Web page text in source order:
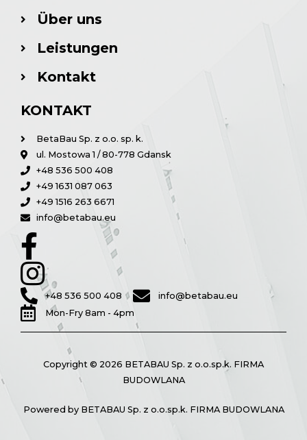
Über uns
Leistungen
Kontakt
KONTAKT
BetaBau Sp. z o.o. sp. k.
ul. Mostowa 1 / 80-778 Gdansk
+48 536 500 408
+49 1631 087 063
+49 1516 263 6671
info@betabau.eu
+48 536 500 408
info@betabau.eu
Mon-Fry 8am - 4pm
Copyright © 2026 BETABAU Sp. z o.o.sp.k. FIRMA
BUDOWLANA
Powered by BETABAU Sp. z o.o.sp.k. FIRMA BUDOWLANA